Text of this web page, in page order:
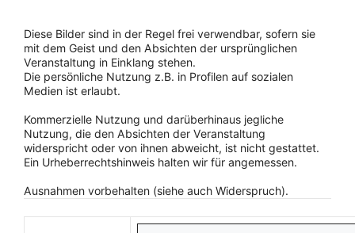
Diese Bilder sind in der Regel frei verwendbar, sofern sie
mit dem Geist und den Absichten der ursprünglichen
Veranstaltung in Einklang stehen.
Die persönliche Nutzung z.B. in Profilen auf sozialen
Medien ist erlaubt.
Kommerzielle Nutzung und darüberhinaus jegliche
Nutzung, die den Absichten der Veranstaltung
widerspricht oder von ihnen abweicht, ist nicht gestattet.
Ein Urheberrechtshinweis halten wir für angemessen.
Ausnahmen vorbehalten (siehe auch Widerspruch).